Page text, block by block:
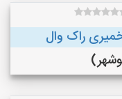
راک وال